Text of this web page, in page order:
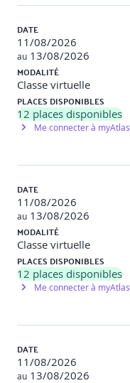
DATE
11/08/2026
au 13/08/2026
MODALITÉ
Classe virtuelle
PLACES DISPONIBLES
12 places disponibles
Me connecter à myAtlas
DATE
11/08/2026
au 13/08/2026
MODALITÉ
Classe virtuelle
PLACES DISPONIBLES
12 places disponibles
Me connecter à myAtlas
DATE
11/08/2026
au 13/08/2026